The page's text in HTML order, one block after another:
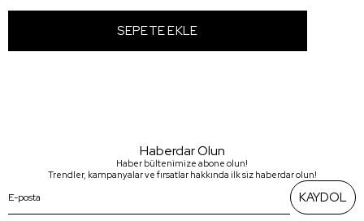
Haberdar Olun
Haber bültenimize abone olun!
Trendler, kampanyalar ve fırsatlar hakkında ilk siz haberdar olun!
KAYDOL